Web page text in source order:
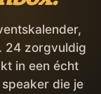
24 zorgvuldig
in een écht
die je